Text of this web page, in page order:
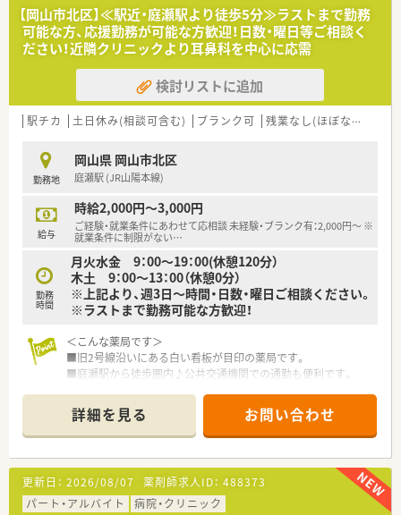
【岡山市北区】≪駅近・庭瀬駅より徒歩5分≫ラストまで勤務
可能な方、応援勤務が可能な方歓迎！日数・曜日等ご相談く
ださい！近隣クリニックより耳鼻科を中心に応需
検討リストに追加
駅チカ 土日休み(相談可含む) ブランク可 残業なし(ほぼなし含む)
勤務地
岡山県 岡山市北区
庭瀬駅 (JR山陽本線)
給与
時給2,000円～3,000円
ご経験・就業条件にあわせて応相談 未経験・ブランク有：2,000円～ ※
就業条件に制限がない…
勤務
時間
月火水金 9：00～19：00(休憩120分）
木土 9：00～13：00（休憩0分）
※上記より、週3日～時間・日数・曜日ご相談ください。
※ラストまで勤務可能な方歓迎！
＜こんな薬局です＞
■旧2号線沿いにある白い看板が目印の薬局です。
■庭瀬駅から徒歩圏内♪公共交通機関での通勤も便利です。
＜業務内容＞
■耳鼻科クリニックメイン応需です。
■処方箋は1日80～100枚程度です。
＜研修制度＞
■先輩社員が丁寧に指導いたします。
■医薬品メーカーによる勉強会も実施しています。
詳細を見る お問い合わせ
更新日： 2026/08/07 薬剤師求人ID： 488373
パート・アルバイト
病院・クリニック